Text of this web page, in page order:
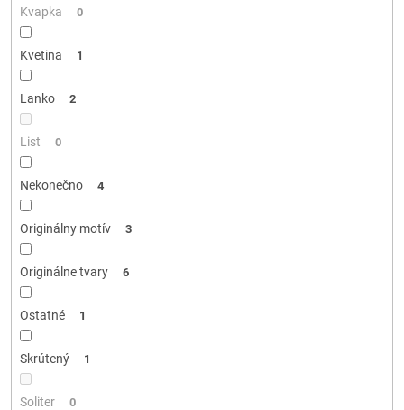
Kvapka 0
Kvetina 1
Lanko 2
List 0
Nekonečno 4
Originálny motív 3
Originálne tvary 6
Ostatné 1
Skrútený 1
Soliter 0